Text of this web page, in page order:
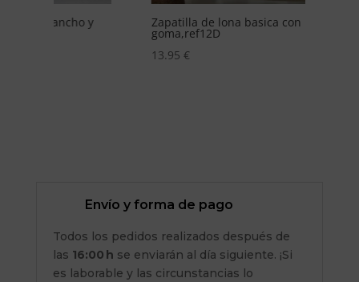
Zapatilla de lona basica con punta de
goma,ref12D
Envío y forma de pago
Todos los pedidos realizados después de
las 16:00 h se enviarán al día siguiente. ¡Si
es laborable y las circunstancias lo